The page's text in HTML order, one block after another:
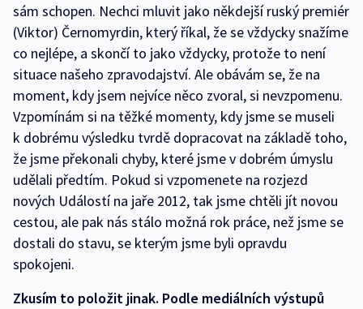
sám schopen. Nechci mluvit jako někdejší ruský premiér
(Viktor) Černomyrdin, který říkal, že se vždycky snažíme
co nejlépe, a skončí to jako vždycky, protože to není
situace našeho zpravodajství. Ale obávám se, že na
moment, kdy jsem nejvíce něco zvoral, si nevzpomenu.
Vzpomínám si na těžké momenty, kdy jsme se museli
k dobrému výsledku tvrdě dopracovat na základě toho,
že jsme překonali chyby, které jsme v dobrém úmyslu
udělali předtím. Pokud si vzpomenete na rozjezd
nových Událostí na jaře 2012, tak jsme chtěli jít novou
cestou, ale pak nás stálo možná rok práce, než jsme se
dostali do stavu, se kterým jsme byli opravdu
spokojeni.
Zkusím to položit jinak. Podle mediálních výstupů